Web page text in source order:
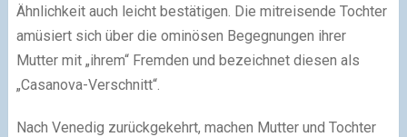
Ähnlichkeit auch leicht bestätigen. Die mitreisende Tochter
amüsiert sich über die ominösen Begegnungen ihrer
Mutter mit „ihrem“ Fremden und bezeichnet diesen als
„Casanova-Verschnitt“.
Nach Venedig zurückgekehrt, machen Mutter und Tochter